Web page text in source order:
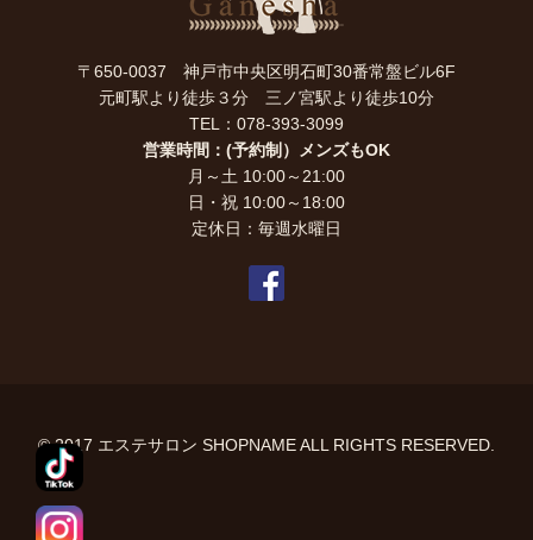
〒650-0037 神戸市中央区明石町30番常盤ビル6F
元町駅より徒歩３分 三ノ宮駅より徒歩10分
TEL：078-393-3099
営業時間：(予約制）メンズもOK
月～土 10:00～21:00
日・祝 10:00～18:00
定休日：毎週水曜日
© 2017 エステサロン SHOPNAME ALL RIGHTS RESERVED.